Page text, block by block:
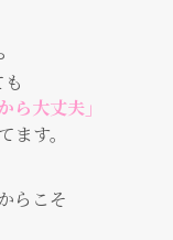
ら大丈夫」
ます。
らこそ